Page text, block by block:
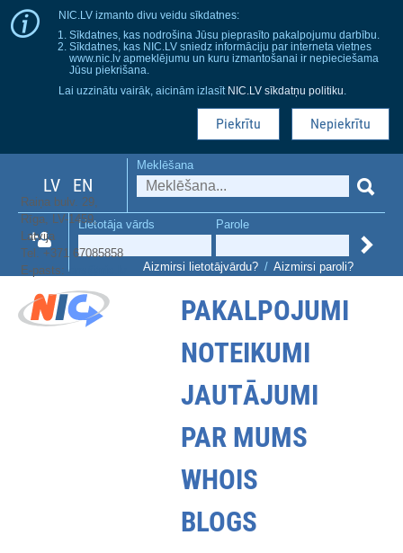
NIC.LV izmanto divu veidu sīkdatnes:
Sīkdatnes, kas nodrošina Jūsu pieprasīto pakalpojumu darbību.
Sīkdatnes, kas NIC.LV sniedz informāciju par interneta vietnes
www.nic.lv apmeklējumu un kuru izmantošanai ir nepieciešama
Jūsu piekrišana.
Lai uzzinātu vairāk, aicinām izlasīt NIC.LV sīkdatņu politiku
Piekrītu Nepiekrītu
LV EN
Meklēšana
Lietotāja vārds Parole
Aizmirsi lietotājvārdu? / Aizmirsi paroli?
PAKALPOJUMI
NOTEIKUMI
JAUTĀJUMI
PAR MUMS
WHOIS
BLOGS
Raiņa bulv. 29,
Rīga, LV-1459,
Latvija
Tel. +371 67085858
E-pasts: dns@nic.lv